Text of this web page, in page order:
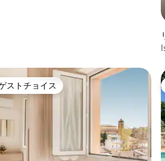
評のゲストチョイスです。
ストチョイス